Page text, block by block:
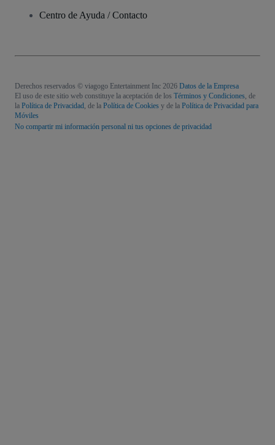
Centro de Ayuda / Contacto
Derechos reservados © viagogo Entertainment Inc 2026 Datos de la Empresa
El uso de este sitio web constituye la aceptación de los Términos y Condiciones, de
la Política de Privacidad, de la Política de Cookies y de la Política de Privacidad para
Móviles
No compartir mi información personal ni tus opciones de privacidad